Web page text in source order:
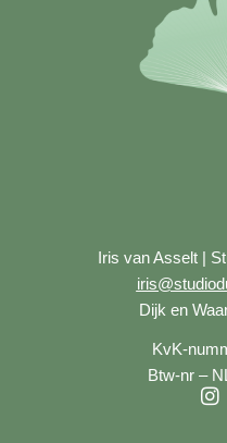
Iris van Asselt |
Dijk en
KvK-
Btw-nr –
I